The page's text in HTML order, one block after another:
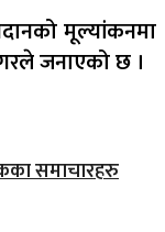
मूल्यांकनमा
जनाएको छ ।
समाचारहरु